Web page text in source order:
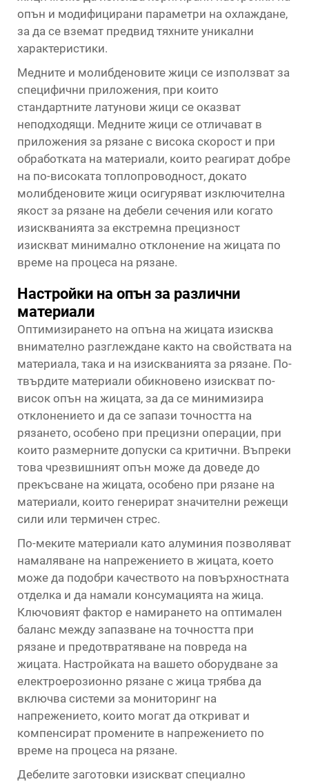
опън и модифицирани параметри на охлаждане,
за да се вземат предвид тяхните уникални
характеристики.
Медните и молибденовите жици се използват за
специфични приложения, при които
стандартните латунови жици се оказват
неподходящи. Медните жици се отличават в
приложения за рязане с висока скорост и при
обработката на материали, които реагират добре
на по-високата топлопроводност, докато
молибденовите жици осигуряват изключителна
якост за рязане на дебели сечения или когато
изискванията за екстремна прецизност
изискват минимално отклонение на жицата по
време на процеса на рязане.
Настройки на опън за различни
материали
Оптимизирането на опъна на жицата изисква
внимателно разглеждане както на свойствата на
материала, така и на изискванията за рязане. По-
твърдите материали обикновено изискват по-
висок опън на жицата, за да се минимизира
отклонението и да се запази точността на
рязането, особено при прецизни операции, при
които размерните допуски са критични. Въпреки
това чрезвишният опън може да доведе до
прекъсване на жицата, особено при рязане на
материали, които генерират значителни режещи
сили или термичен стрес.
По-меките материали като алуминия позволяват
намаляване на напрежението в жицата, което
може да подобри качеството на повърхностната
отделка и да намали консумацията на жица.
Ключовият фактор е намирането на оптимален
баланс между запазване на точността при
рязане и предотвратяване на повреда на
жицата. Настройката на вашето оборудване за
електроерозионно рязане с жица трябва да
включва системи за мониторинг на
напрежението, които могат да откриват и
компенсират промените в напрежението по
време на процеса на рязане.
Дебелите заготовки изискват специално